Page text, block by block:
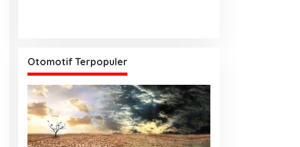
Otomotif Terpopuler